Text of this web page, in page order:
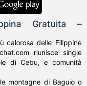
Gratuita –
calorosa delle Filippine
riunisce single
di Cebu, e comunità
montagne di Baguio o